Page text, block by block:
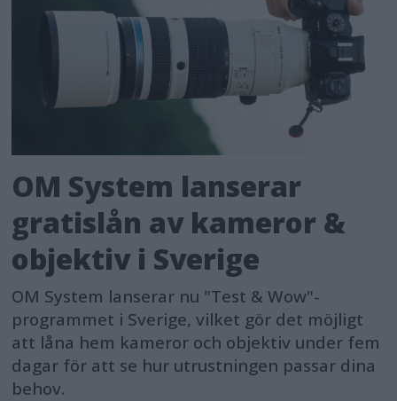
OM System lanserar
gratislån av kameror &
objektiv i Sverige
OM System lanserar nu "Test & Wow"-
programmet i Sverige, vilket gör det möjligt
att låna hem kameror och objektiv under fem
dagar för att se hur utrustningen passar dina
behov.